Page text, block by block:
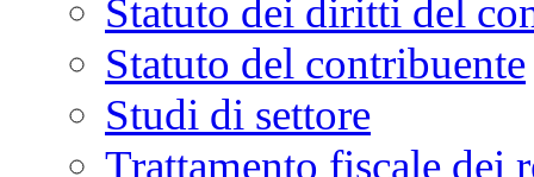
Statuto dei diritti del
Statuto del contribuente
Studi di settore
Trattamento fiscale dei